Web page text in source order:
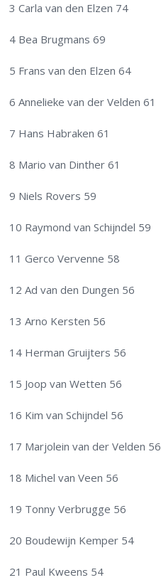
3 Carla van den Elzen 74
4 Bea Brugmans 69
5 Frans van den Elzen 64
6 Annelieke van der Velden 61
7 Hans Habraken 61
8 Mario van Dinther 61
9 Niels Rovers 59
10 Raymond van Schijndel 59
11 Gerco Vervenne 58
12 Ad van den Dungen 56
13 Arno Kersten 56
14 Herman Gruijters 56
15 Joop van Wetten 56
16 Kim van Schijndel 56
17 Marjolein van der Velden 56
18 Michel van Veen 56
19 Tonny Verbrugge 56
20 Boudewijn Kemper 54
21 Paul Kweens 54